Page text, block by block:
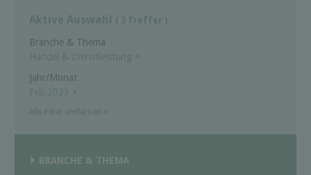
Aktive Auswahl ( 3 Treffer )
Branche & Thema
Handel & Dienstleistung ×
Jahr/Monat
Feb 2023 ×
BRANCHE & THEMA